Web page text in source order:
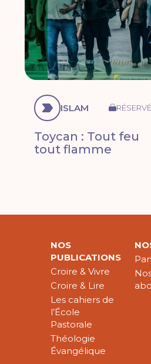
ISLAM
Toycan : Tout feu
tout flamme
NOS
PUBLICATIONS
Croire & Vivre
Croire & Lire
Les cahiers de
l’École
Pastorale
Théologie
Évangélique